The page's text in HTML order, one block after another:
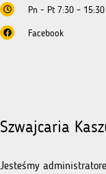
Pn - Pt 7:30 – 15:30
Facebook
Szwajcaria
Jesteśmy